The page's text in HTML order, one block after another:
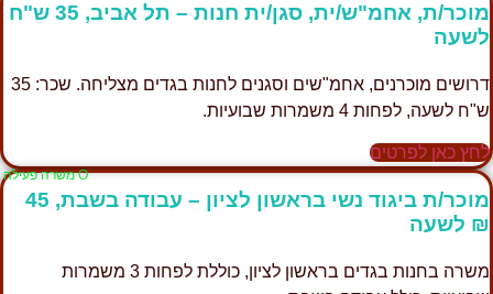
מוכר/ת, אחמ"ש/ית, סגן/ית חנות – תל אביב, 35 ש"ח
לשעה
דרושים מוכרנים, אחמ"שים וסגנים לחנות בגדים מצליחה. שכר: 35
ש"ח לשעה, לפחות 4 משמרות שבועיות.
לחץ כאן לפרטים
Ο משרה פעילה
מוכר/ת ביגוד נשי בראשון לציון – עבודה בשבת, 45
₪ לשעה
משרה בחנות בגדים בראשון לציון, כוללת לפחות 3 משמרות